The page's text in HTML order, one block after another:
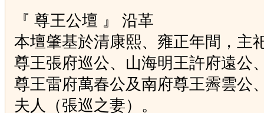
『 尊王公壇 』 沿革
本壇肇基於清康熙、雍正年間，主
尊王張府巡公、山海明王許府遠公
尊王雷府萬春公及南府尊王霽雲公
夫人（張巡之妻）。